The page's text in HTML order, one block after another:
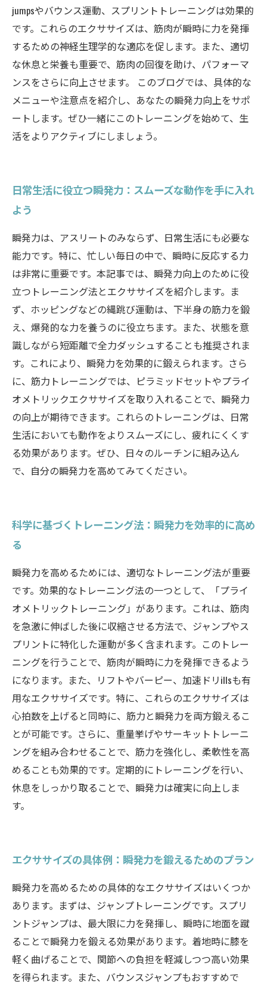
jumpsやバウンス運動、スプリントトレーニングは効果的
です。これらのエクササイズは、筋肉が瞬時に力を発揮
するための神経生理学的な適応を促します。また、適切
な休息と栄養も重要で、筋肉の回復を助け、パフォーマ
ンスをさらに向上させます。 このブログでは、具体的な
メニューや注意点を紹介し、あなたの瞬発力向上をサポ
ートします。ぜひ一緒にこのトレーニングを始めて、生
活をよりアクティブにしましょう。
日常生活に役立つ瞬発力：スムーズな動作を手に入れ
よう
瞬発力は、アスリートのみならず、日常生活にも必要な
能力です。特に、忙しい毎日の中で、瞬時に反応する力
は非常に重要です。本記事では、瞬発力向上のために役
立つトレーニング法とエクササイズを紹介します。ま
ず、ホッピングなどの縄跳び運動は、下半身の筋力を鍛
え、爆発的な力を養うのに役立ちます。また、状態を意
識しながら短距離で全力ダッシュすることも推奨されま
す。これにより、瞬発力を効果的に鍛えられます。さら
に、筋力トレーニングでは、ピラミッドセットやプライ
オメトリックエクササイズを取り入れることで、瞬発力
の向上が期待できます。これらのトレーニングは、日常
生活においても動作をよりスムーズにし、疲れにくくす
る効果があります。ぜひ、日々のルーチンに組み込ん
で、自分の瞬発力を高めてみてください。
科学に基づくトレーニング法：瞬発力を効率的に高め
る
瞬発力を高めるためには、適切なトレーニング法が重要
です。効果的なトレーニング法の一つとして、「プライ
オメトリックトレーニング」があります。これは、筋肉
を急激に伸ばした後に収縮させる方法で、ジャンプやス
プリントに特化した運動が多く含まれます。このトレー
ニングを行うことで、筋肉が瞬時に力を発揮できるよう
になります。また、リフトやバーピー、加速ドリillsも有
用なエクササイズです。特に、これらのエクササイズは
心拍数を上げると同時に、筋力と瞬発力を両方鍛えるこ
とが可能です。さらに、重量挙げやサーキットトレーニ
ングを組み合わせることで、筋力を強化し、柔軟性を高
めることも効果的です。定期的にトレーニングを行い、
休息をしっかり取ることで、瞬発力は確実に向上しま
す。
エクササイズの具体例：瞬発力を鍛えるためのプラン
瞬発力を高めるための具体的なエクササイズはいくつか
あります。まずは、ジャンプトレーニングです。スプリ
ントジャンプは、最大限に力を発揮し、瞬時に地面を蹴
ることで瞬発力を鍛える効果があります。着地時に膝を
軽く曲げることで、関節への負担を軽減しつつ高い効果
を得られます。また、バウンスジャンプもおすすめで